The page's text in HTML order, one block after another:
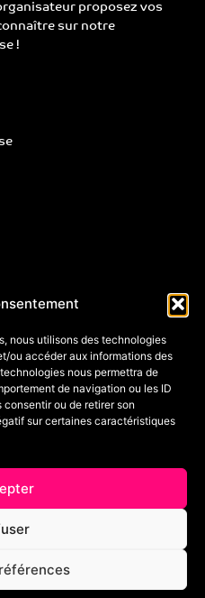
nous utilisons des technologies
ou accéder aux informations des
nous permettra de
de navigation ou les ID
ou de retirer son
sur certaines caractéristiques
proposez vos
sur notre
!